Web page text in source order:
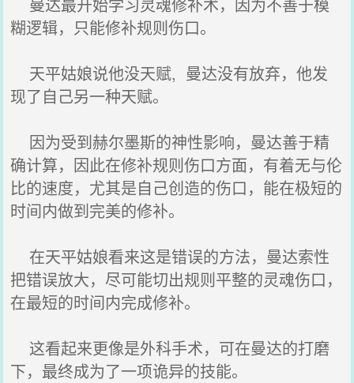
糊逻辑，只能修补规则伤口。
天平姑娘说他没天赋, 曼达没有放弃，他发
现了自己另一种天赋。
因为受到赫尔墨斯的神性影响，曼达善于精
确计算，因此在修补规则伤口方面，有着无与伦
比的速度，尤其是自己创造的伤口，能在极短的
时间内做到完美的修补。
在天平姑娘看来这是错误的方法，曼达索性
把错误放大，尽可能切出规则平整的灵魂伤口，
在最短的时间内完成修补。
这看起来更像是外科手术，可在曼达的打磨
下，最终成为了一项诡异的技能。